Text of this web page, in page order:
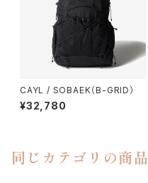
CAYL / SOBAEK（B-GRID）
¥32,780
同じカテゴリの商品